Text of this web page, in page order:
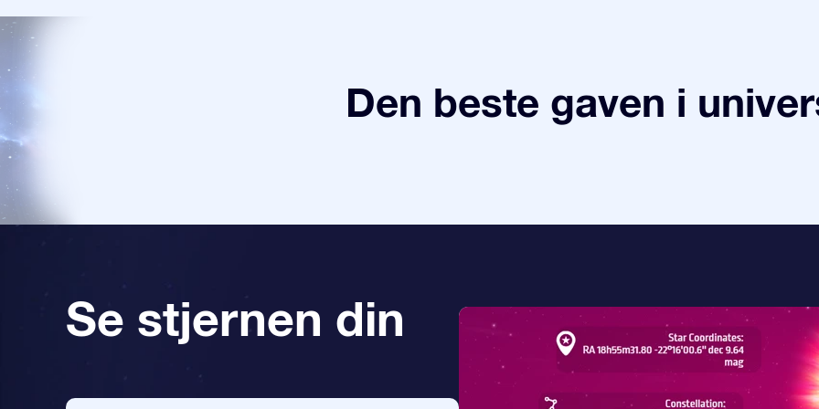
Den beste gaven i
Se stjernen din